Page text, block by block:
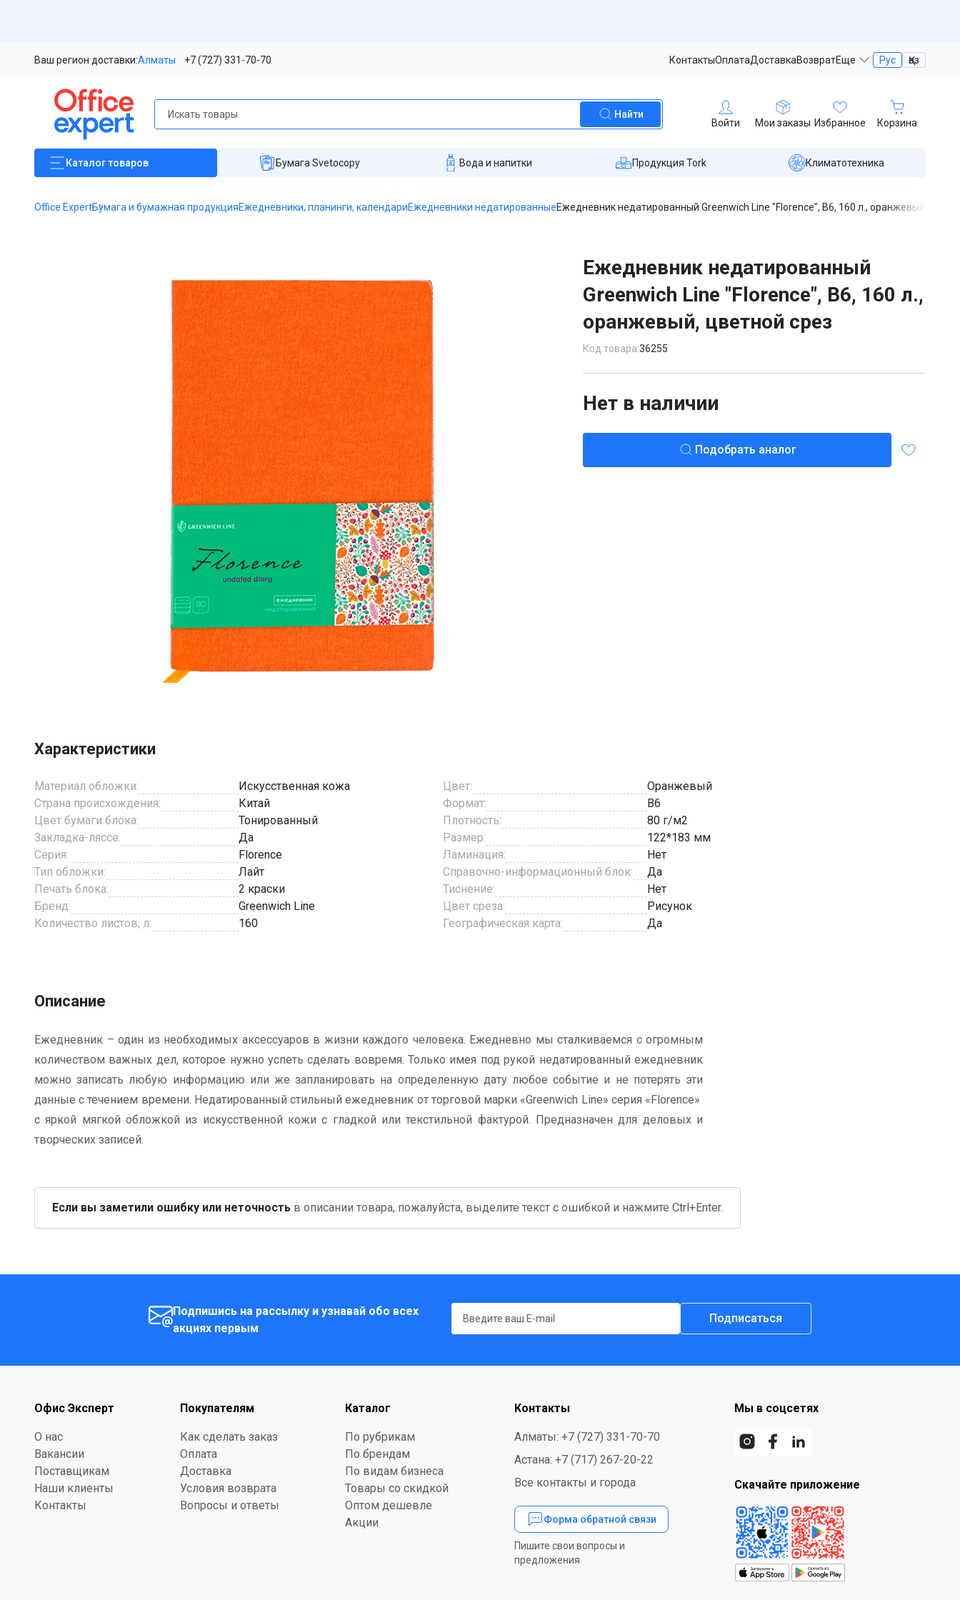
Ваш регион доставки:Алматы +7 (727) 331-70-70 КонтактыОплатаДоставкаВозвратЕще Рус Қаз
Найти
Войти Мои заказы Избранное Корзина
Каталогтоваров Бумага Svetocopy Вода и напитки Продукция Tork Климатотехника
Office ExpertБумага и бумажная продукцияЕжедневники, планинги, календариЕжедневники недатированныеЕжедневник недатированный Greenwich Line "Florence", B6, 160 л., оранжевый,
5
Ежедневник недатированный
Greenwich Line "Florence", B6, 160 л.,
оранжевый, цветной срез
Код товара:36255
Нет в наличии
Подобрать аналог
Характеристики
Материал обложки:
Искусственная кожа
Страна происхождения:
Китай
Цвет бумаги блока:
Тонированный
Закладка-ляссе:
Да
Серия:
Florence
Тип обложки:
Лайт
Печать блока:
2 краски
Бренд:
Greenwich Line
Количество листов, л:
160
Цвет:
Оранжевый
Формат:
B6
Плотность:
80 г/м2
Размер:
122*183 мм
Ламинация:
Нет
Справочно-информационный блок:
Да
Тиснение:
Нет
Цвет среза:
Рисунок
Географическая карта:
Да
Описание
Ежедневник – один из необходимых аксессуаров в жизни каждого человека. Ежедневно мы сталкиваемся с огромным
количеством важных дел, которое нужно успеть сделать вовремя. Только имея под рукой недатированный ежедневник
можно записать любую информацию или же запланировать на определенную дату любое событие и не потерять эти
данные с течением времени. Недатированный стильный ежедневник от торговой марки «Greenwich Line» серия «Florence»
с яркой мягкой обложкой из искусственной кожи с гладкой или текстильной фактурой. Предназначен для деловых и
творческих записей.
Если вы заметили ошибку или неточность в описании товара, пожалуйста, выделите текст с ошибкой и нажмите Ctrl+Enter.
Подпишись на рассылку и узнавай обо всех
акциях первым
Подписаться
Офис Эксперт
О нас
Вакансии
Поставщикам
Наши клиенты
Контакты
Покупателям
Как сделать заказ
Оплата
Доставка
Условия возврата
Вопросы и ответы
Каталог
По рубрикам
По брендам
По видам бизнеса
Товары со скидкой
Оптом дешевле
Акции
Контакты
Алматы: +7 (727) 331-70-70
Астана: +7 (717) 267-20-22
Все контакты и города
Форма обратной связи
Пишите свои вопросы и
предложения
Мы в соцсетях
Скачайте приложение